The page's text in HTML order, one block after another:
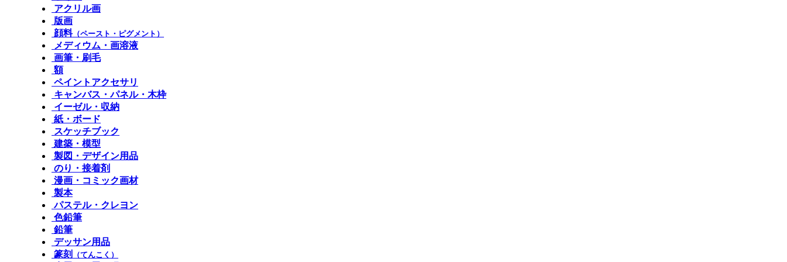
アクリル画
版画
顔料（ペースト・ピグメント）
メディウム・画溶液
画筆・刷毛
額
ペイントアクセサリ
キャンバス・パネル・木枠
イーゼル・収納
紙・ボード
スケッチブック
建築・模型
製図・デザイン用品
のり・接着剤
漫画・コミック画材
製本
パステル・クレヨン
色鉛筆
鉛筆
デッサン用品
篆刻
（てんこく）